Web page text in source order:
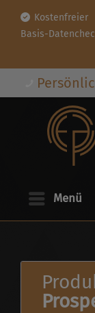
Kostenfreier
Basis-
Menü